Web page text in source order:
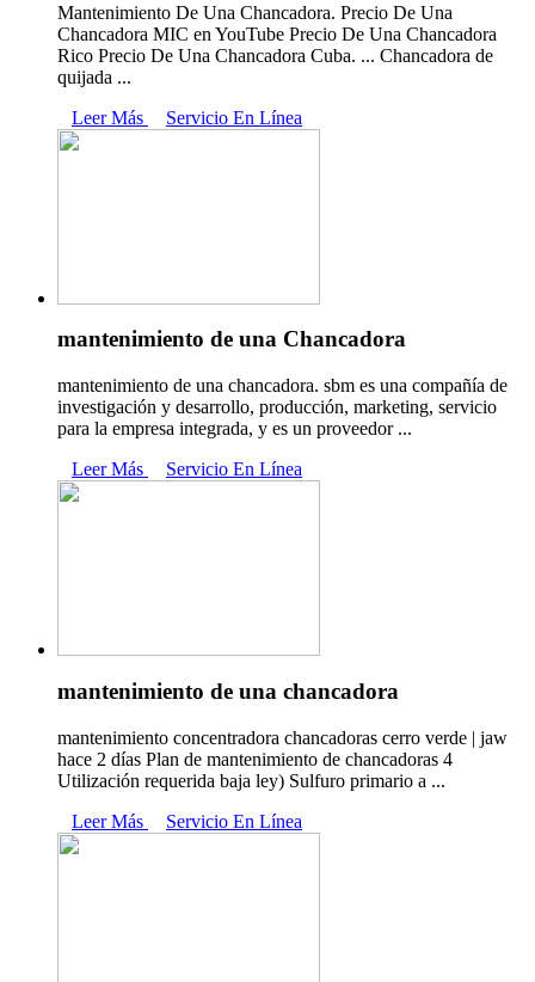
Mantenimiento De Una Chancadora. Precio De Una
Chancadora MIC en YouTube Precio De Una Chancadora
Rico Precio De Una Chancadora Cuba. ... Chancadora de
quijada ...
Leer Más
Servicio En Línea
mantenimiento de una Chancadora
mantenimiento de una chancadora. sbm es una compañía de
investigación y desarrollo, producción, marketing, servicio
para la empresa integrada, y es un proveedor ...
Leer Más
Servicio En Línea
mantenimiento de una chancadora
mantenimiento concentradora chancadoras cerro verde | jaw
hace 2 días Plan de mantenimiento de chancadoras 4
Utilización requerida baja ley) Sulfuro primario a ...
Leer Más
Servicio En Línea